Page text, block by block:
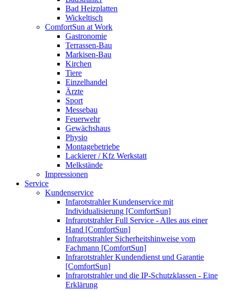
Bad Heizplatten
Wickeltisch
ComfortSun at Work
Gastronomie
Terrassen-Bau
Markisen-Bau
Kirchen
Tiere
Einzelhandel
Ärzte
Sport
Messebau
Feuerwehr
Gewächshaus
Physio
Montagebetriebe
Lackierer / Kfz Werkstatt
Melkstände
Impressionen
Service
Kundenservice
Infarotstrahler Kundenservice mit
Individualisierung [ComfortSun]
Infrarotstrahler Full Service - Alles aus einer
Hand [ComfortSun]
Infrarotstrahler Sicherheitshinweise vom
Fachmann [ComfortSun]
Infrarotstrahler Kundendienst und Garantie
[ComfortSun]
Infrarotstrahler und die IP-Schutzklassen - Eine
Erklärung